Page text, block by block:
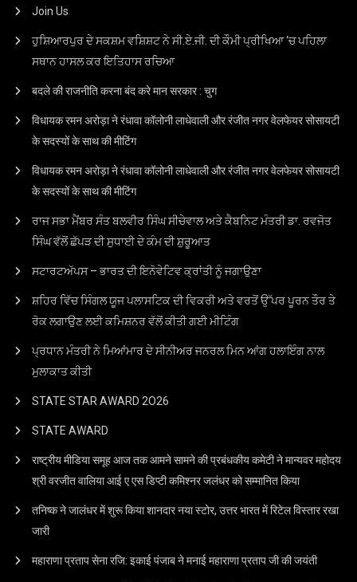
Join Us
ਹੁਸ਼ਿਆਰਪੁਰ ਦੇ ਸਕਸ਼ਮ ਵਸ਼ਿਸ਼ਟ ਨੇ ਸੀ.ਏ.ਜੀ. ਦੀ ਕੌਮੀ ਪ੍ਰੀਖਿਆ ‘ਚ ਪਹਿਲਾ
ਸਥਾਨ ਹਾਸਲ ਕਰ ਇਤਿਹਾਸ ਰਚਿਆ
बदले की राजनीति करना बंद करे मान सरकार : चुग
विधायक रमन अरोड़ा ने रंधावा कॉलोनी लाधेवाली और रंजीत नगर वेलफेयर सोसायटी
के सदस्यों के साथ की मीटिंग
विधायक रमन अरोड़ा ने रंधावा कॉलोनी लाधेवाली और रंजीत नगर वेलफेयर सोसायटी
के सदस्यों के साथ की मीटिंग
ਰਾਜ ਸਭਾ ਮੈਂਬਰ ਸੰਤ ਬਲਵੀਰ ਸਿੰਘ ਸੀਚੇਵਾਲ ਅਤੇ ਕੈਬਨਿਟ ਮੰਤਰੀ ਡਾ. ਰਵਜੋਤ
ਸਿੰਘ ਵੱਲੋਂ ਛੱਪੜ ਦੀ ਸੁਧਾਈ ਦੇ ਕੰਮ ਦੀ ਸ਼ੁਰੂਆਤ
ਸਟਾਰਟਅੱਪਸ – ਭਾਰਤ ਦੀ ਇਨੋਵੇਟਿਵ ਕ੍ਰਾਂਤੀ ਨੂੰ ਜਗਾਉਣਾ
ਸ਼ਹਿਰ ਵਿੱਚ ਸਿੰਗਲ ਯੂਜ ਪਲਾਸਟਿਕ ਦੀ ਵਿਕਰੀ ਅਤੇ ਵਰਤੋਂ ਉੱਪਰ ਪੂਰਨ ਤੌਰ ਤੇ
ਰੋਕ ਲਗਾਉਣ ਲਈ ਕਮਿਸ਼ਨਰ ਵੱਲੋਂ ਕੀਤੀ ਗਈ ਮੀਟਿੰਗ
ਪ੍ਰਧਾਨ ਮੰਤਰੀ ਨੇ ਮਿਆਂਮਾਰ ਦੇ ਸੀਨੀਅਰ ਜਨਰਲ ਮਿਨ ਆਂਗ ਹਲਾਇੰਗ ਨਾਲ
ਮੁਲਾਕਾਤ ਕੀਤੀ
STATE STAR AWARD 2O26
STATE AWARD
राष्ट्रीय मीडिया समूह आज तक आमने सामने की प्रबंधकीय कमेटी ने मान्यवर महोदय
श्री वरजीत वालिया आई ए एस डिप्टी कमिश्नर जलंधर को सम्मानित किया
तनिष्क ने जालंधर में शुरू किया शानदार नया स्टोर, उत्तर भारत में रिटेल विस्तार रखा
जारी
महाराणा प्रताप सेना रजि: इकाई पंजाब ने मनाई महाराणा प्रताप जी की जयंती